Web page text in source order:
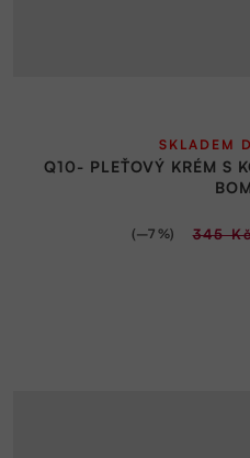
Q10- PLEŤOVÝ KRÉM S
SKLADEM
345
(–7 %)